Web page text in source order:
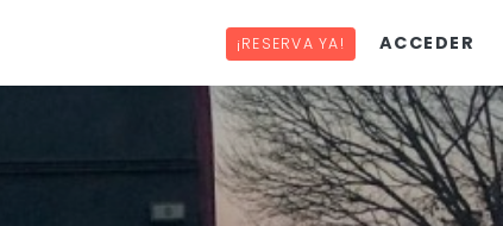
¡RESERVA YA! ACCEDER